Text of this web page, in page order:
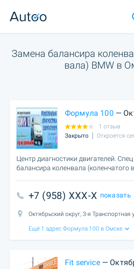
Замена балансира
вала) BMW в
Формула 100 —
1 отзыв
Закрыто
Откроется
Центр диагностики двигателей.
балансира коленвала (коленчатого
+7 (958) XXX-X показать
Октябрьский округ, 3-я Транспортная
Ещё 1 адрес Формула 100 в Омске
Fit service—